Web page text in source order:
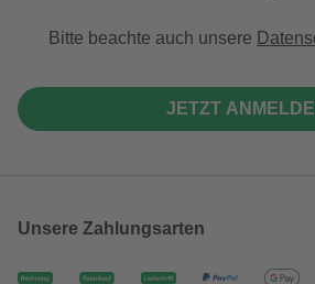
Bitte beachte auch unsere
JETZT
Unsere Zahlungsarten